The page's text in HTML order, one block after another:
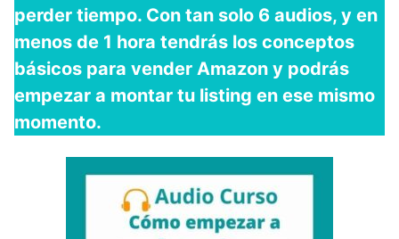
perder tiempo. Con tan solo 6 audios, y en
menos de 1 hora tendrás los conceptos
básicos para vender Amazon y podrás
empezar a montar tu listing en ese mismo
momento.